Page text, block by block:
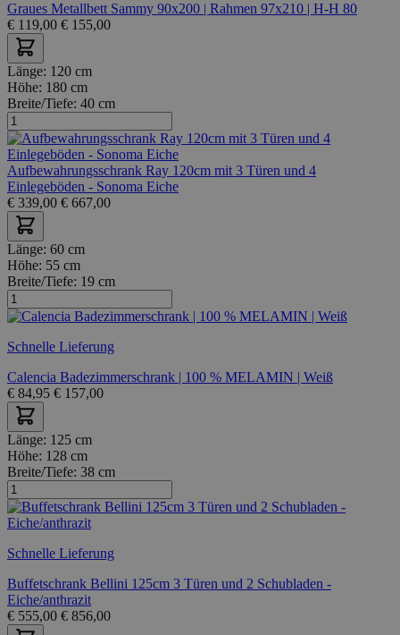
Graues Metallbett Sammy 90x200 | Rahmen 97x210 | H-H 80
€ 119,00 € 155,00
Länge: 120 cm
Höhe: 180 cm
Breite/Tiefe: 40 cm
Aufbewahrungsschrank Ray 120cm mit 3 Türen und 4
Einlegeböden - Sonoma Eiche
€ 339,00 € 667,00
Länge: 60 cm
Höhe: 55 cm
Breite/Tiefe: 19 cm
Schnelle Lieferung
Calencia Badezimmerschrank | 100 % MELAMIN | Weiß
€ 84,95 € 157,00
Länge: 125 cm
Höhe: 128 cm
Breite/Tiefe: 38 cm
Schnelle Lieferung
Buffetschrank Bellini 125cm 3 Türen und 2 Schubladen -
Eiche/anthrazit
€ 555,00 € 856,00